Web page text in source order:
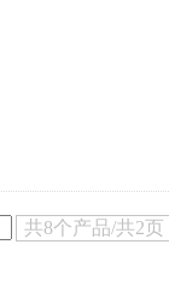
共8个产品/共2页